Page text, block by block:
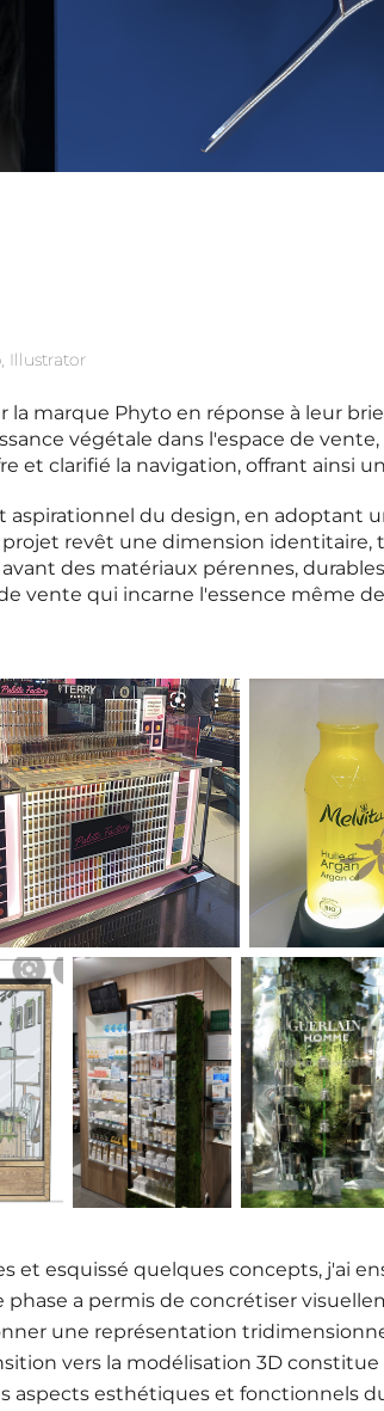
Illustrator
marque Phyto en réponse à leur
végétale dans l'espace de
et clarifié la navigation, offrant ainsi
du design, en adoptant
revêt une dimension
des matériaux pérennes,
vente qui incarne l'essence même
et esquissé quelques concepts, j'ai
a permis de concrétiser
une représentation
vers la modélisation 3D
esthétiques et fonctionnels